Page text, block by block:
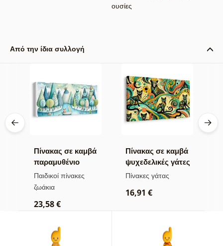
ουσίες
Από την ίδια συλλογή
Πίνακας σε καμβά
παραμυθένιο
δάσος με αλεπού
και κουκουβάγιες
Παιδικοί πίνακες
ζωάκια
23,58 €
Πίνακας σε καμβά
ψυχεδελικές γάτες
Πίνακες γάτας
16,91 €